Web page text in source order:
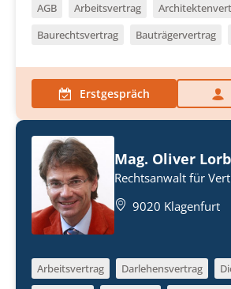
AGB Arbeitsvertrag
Baurechtsvertrag
Bauträgervertrag
Erstgespräch
Mag. Oliver
Rechtsanwalt für
9020 Klagenfurt
Arbeitsvertrag Darlehensvertrag